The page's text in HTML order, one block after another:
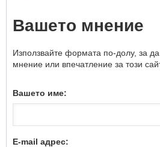
Вашето мнение
Използвайте формата по-долу, за
мнение или впечатление за този
Вашето име:
E-mail адрес: